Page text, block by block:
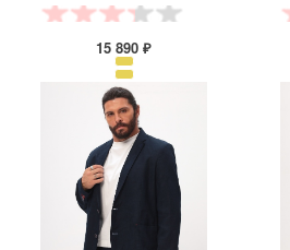
15 890 ₽